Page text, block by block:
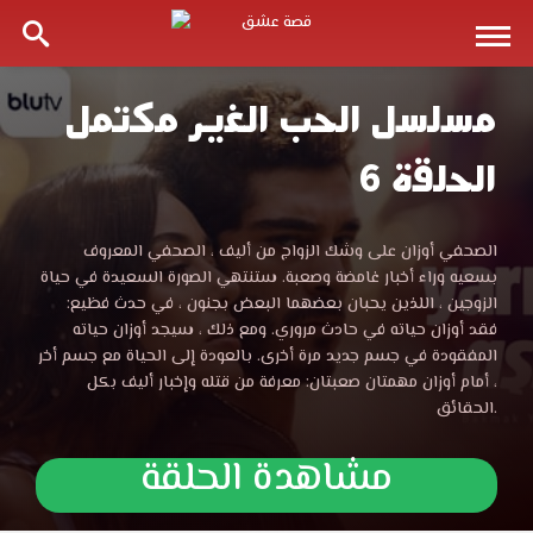
مسلسل
الحب
مكتمل
الحلقة
قصة
مسلسل الحب الغير مكتمل
الحلقة 6
مسلسل
الحب
مكتمل
الحلقة
قصة
عشق
الموقع
الصحفي أوزان على وشك الزواج من أليف ، الصحفي المعروف
بسعيه وراء أخبار غامضة وصعبة. ستنتهي الصورة السعيدة في حياة
الزوجين ، اللذين يحبان بعضهما البعض بجنون ، في حدث فظيع:
فقد أوزان حياته في حادث مروري. ومع ذلك ، سيجد أوزان حياته
المفقودة في جسم جديد مرة أخرى. بالعودة إلى الحياة مع جسم أخر
، أمام أوزان مهمتان صعبتان: معرفة من قتله وإخبار أليف بكل
الحقائق.
مشاهدة الحلقة